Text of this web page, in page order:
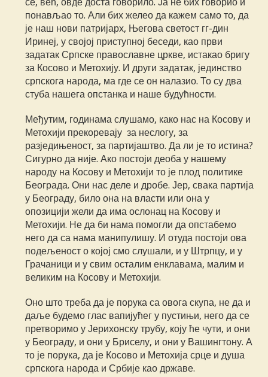
понављао то. Али бих желео да кажем само то, да
је наш нови патријарх, Његова светост гг-дин
Иринеј, у својој приступној беседи, као први
задатак Српске православне цркве, истакао бригу
за Косово и Метохију. И други задатак, јединство
српскога народа, ма где се он налазио. То су два
стуба нашега опстанка и наше будућности.
Међутим, годинама слушамо, како нас на Косову и
Метохији прекоревају за неслогу, за
разједињеност, за партијаштво. Да ли је то истина?
Сигурно да није. Ако постоји деоба у нашему
народу на Косову и Метохији то је плод политике
Београда. Они нас деле и дробе. Јер, свака партија
у Београду, било она на власти или она у
опозицији жели да има ослонац на Косову и
Метохији. Не да би нама помогли да опстабемо
него да са нама манипулишу. И отуда постоји ова
подељеност о којој смо слушали, и у Штрпцу, и у
Грачаници и у свим осталим енклавама, малим и
великим на Косову и Метохији.
Оно што треба да је порука са овога скупа, не да и
даље будемо глас вапијућег у пустињи, него да се
претворимо у Јерихонску трубу, коју ће чути, и они
у Београду, и они у Бриселу, и они у Вашингтону. А
то је порука, да је Косово и Метохија срце и душа
српскога народа и Србије као државе.